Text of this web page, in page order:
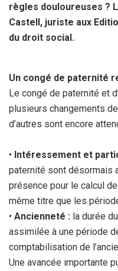
règles douloureuses ?
Castell, juriste aux
du droit social.
Un congé de paternité
Le congé de paternité et
plusieurs changements
d’autres sont encore
• Intéressement et
paternité sont désormais
présence pour le calcul
même titre que les
• Ancienneté : la durée
assimilée à une période
comptabilisation de
Une avancée importante